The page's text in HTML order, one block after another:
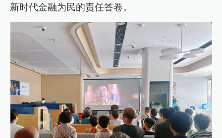
新时代金融为民的责任答卷。